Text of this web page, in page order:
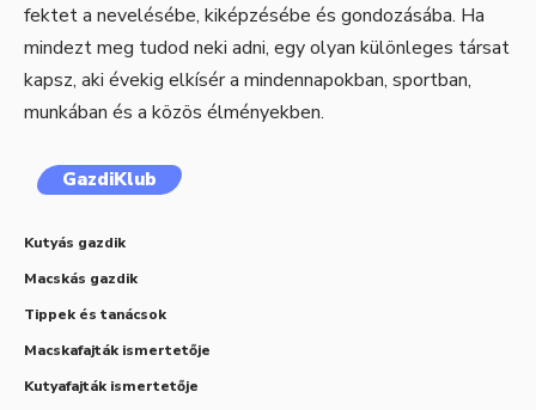
fektet a nevelésébe, kiképzésébe és gondozásába. Ha
mindezt meg tudod neki adni, egy olyan különleges társat
kapsz, aki évekig elkísér a mindennapokban, sportban,
munkában és a közös élményekben.
GazdiKlub
Kutyás gazdik
Macskás gazdik
Tippek és tanácsok
Macskafajták ismertetője
Kutyafajták ismertetője